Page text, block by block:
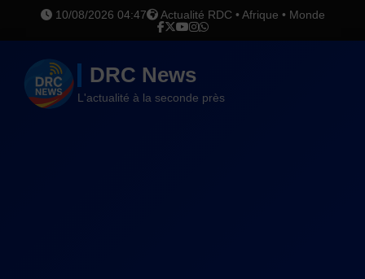
10/08/2026 04:47 Actualité RDC • Afrique • Monde
DRC News
L'actualité à la seconde près